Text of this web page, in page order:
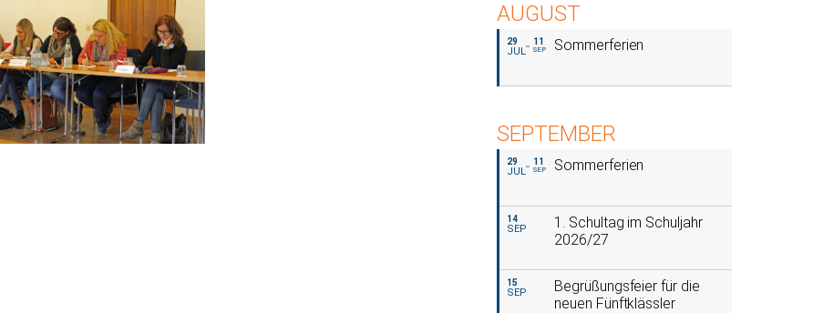
AUGUST
29
JUL
11
SEP Sommerferien
SEPTEMBER
29
JUL
11
SEP Sommerferien
14
SEP
1. Schultag im Schuljahr
2026/27
15
SEP
Begrüßungsfeier für die
neuen Fünftklässler